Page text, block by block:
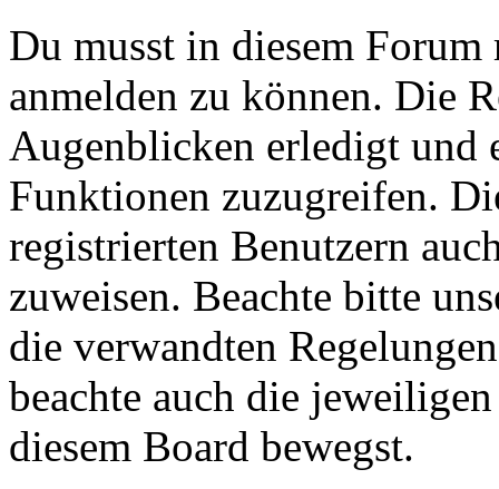
Du musst in diesem
anmelden zu können. Die
Augenblicken erledigt und
Funktionen zuzugreifen.
registrierten Benutzern
zuweisen. Beachte bitte
die verwandten
beachte auch die
diesem Board bewegst.